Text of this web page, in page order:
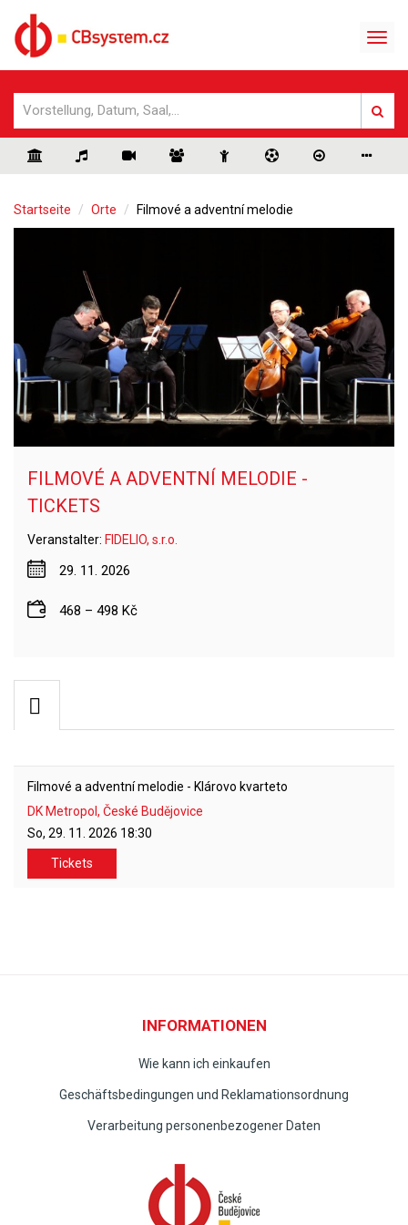
Startseite Orte Filmové a adventní melodie
FILMOVÉ A ADVENTNÍ MELODIE -
TICKETS
Veranstalter: FIDELIO, s.r.o.
29. 11. 2026
468 – 498 Kč
Filmové a adventní melodie - Klárovo kvarteto
DK Metropol, České Budějovice
So, 29. 11. 2026 18:30
Tickets
INFORMATIONEN
Wie kann ich einkaufen
Geschäftsbedingungen und Reklamationsordnung
Verarbeitung personenbezogener Daten